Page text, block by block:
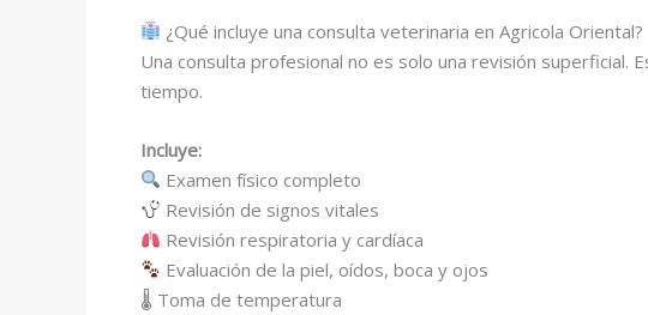
¿Qué incluye una consulta veterinaria en Agricola Oriental?
Una consulta profesional no es solo una revisión superficial.
tiempo.
Incluye:
Examen físico completo
Revisión de signos vitales
Revisión respiratoria y cardíaca
Evaluación de la piel, oídos, boca y ojos
🌡 Toma de temperatura